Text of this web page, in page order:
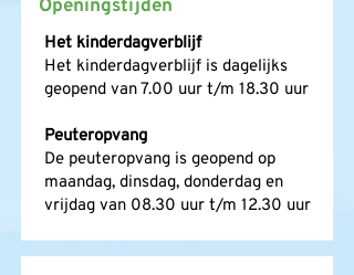
Openingstijden
Het kinderdagverblijf
Het kinderdagverblijf is dagelijks
geopend van 7.00 uur t/m 18.30 uur
Peuteropvang
De peuteropvang is geopend op
maandag, dinsdag, donderdag en
vrijdag van 08.30 uur t/m 12.30 uur